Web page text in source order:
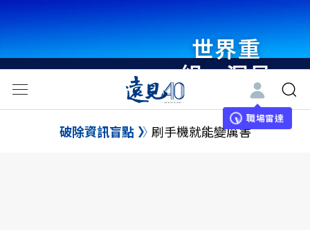
世界重
組・洞見
未來 與
世界領袖
職場雷達
破除資訊盲點 刷手機就能變厲害